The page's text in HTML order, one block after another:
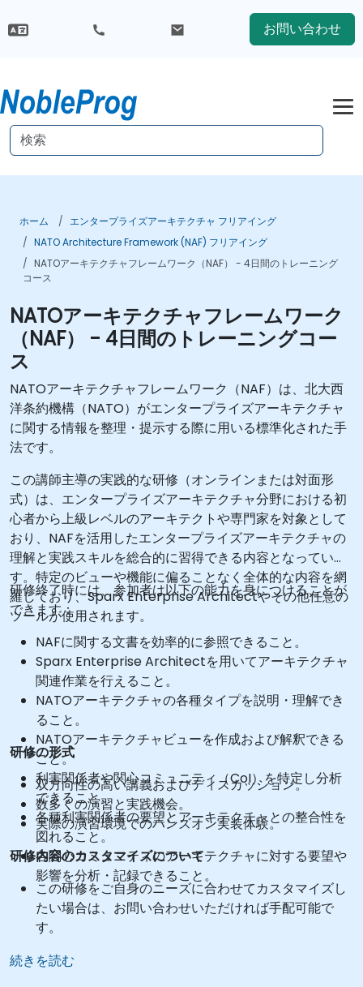
お問い合わせ
ホーム
エンタープライズアーキテクチャ フリアイング
NATO Architecture Framework (NAF) フリアイング
NATOアーキテクチャフレームワーク（NAF） - 4日間のトレーニング
コース
NATOアーキテクチャフレームワーク
（NAF） - 4日間のトレーニングコー
ス
NATOアーキテクチャフレームワーク（NAF）は、北大西
洋条約機構（NATO）がエンタープライズアーキテクチャ
に関する情報を整理・提示する際に用いる標準化された手
法です。
この講師主導の実践的な研修（オンラインまたは対面形
式）は、エンタープライズアーキテクチャ分野における初
心者から上級レベルのアーキテクトや専門家を対象として
おり、NAFを活用したエンタープライズアーキテクチャの
理解と実践スキルを総合的に習得できる内容となっていま
す。特定のビューや機能に偏ることなく全体的な内容を網
羅しており、Sparx Enterprise Architectやその他任意の
ツールが使用されます。
研修終了時には、参加者は以下の能力を身につけることが
できます：
NAFに関する文書を効率的に参照できること。
Sparx Enterprise Architectを用いてアーキテクチャ
関連作業を行えること。
NATOアーキテクチャの各種タイプを説明・理解でき
ること。
NATOアーキテクチャビューを作成および解釈できる
こと。
利害関係者や関心コミュニティ（CoI）を特定し分析
できること。
各種利害関係者の要望とアーキテクチャとの整合性を
図れること。
各関心コミュニティのアーキテクチャに対する要望や
影響を分析・記録できること。
研修の形式
双方向性の高い講義およびディスカッション。
数多くの演習と実践機会。
実際の演習環境でのハンズオン実装体験。
研修内容のカスタマイズについて
この研修をご自身のニーズに合わせてカスタマイズし
たい場合は、お問い合わせいただければ手配可能で
す。
続きを読む